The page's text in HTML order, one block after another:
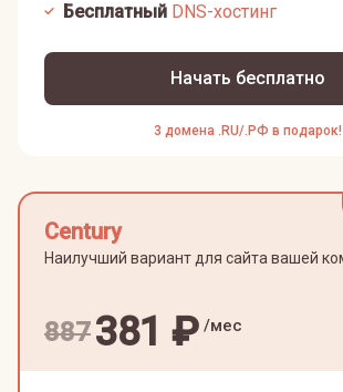
Бесплатный DNS-хостинг
Начать бесплатно
3 домена .RU/.РФ в подарок!
Century
Наилучший вариант для сайта вашей
887381 ₽ /мес